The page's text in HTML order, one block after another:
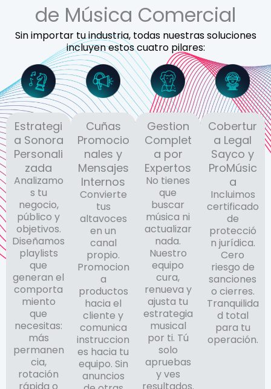
de Música Comercial
Sin importar tu industria, todas nuestras soluciones
incluyen estos cuatro pilares:
Estrategi
a Sonora
Personali
zada
Analizamo
s tu
negocio,
público y
objetivos.
Diseñamos
playlists
que
generan el
comporta
miento
que
necesitas:
más
permanen
cia,
rotación
Cuñas
Promocio
nales y
Mensajes
Internos
Convierte
tus
altavoces
en un
canal
propio.
Promocion
a
productos
hacia el
cliente y
comunica
instruccion
es hacia tu
equipo. Sin
anuncios
Gestion
Complet
a por
Expertos
No tienes
que
buscar
música ni
actualizar
nada.
Nuestro
equipo
cura,
renueva y
ajusta tu
estrategia
musical
por ti. Tú
solo
apruebas
y ves
Cobertur
a Legal
Sayco y
ProMúsic
a
Incluimos
certificado
de
protecció
n jurídica.
Cero
riesgo de
sanciones
o cierres.
Tranquilida
d total
para tu
operación.